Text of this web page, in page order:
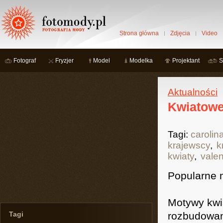
Strona główna Zdjęcia Video
Fotograf Fryzjer Model Modelka Projektant
Aktualności
Tagi:
krajewscy,
kwiaty,
Popularne
Motywy
Tagi